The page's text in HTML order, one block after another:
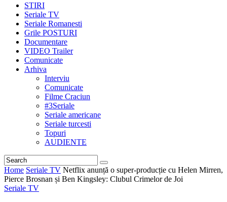
STIRI
Seriale TV
Seriale Romanesti
Grile POSTURI
Documentare
VIDEO Trailer
Comunicate
Arhiva
Interviu
Comunicate
Filme Craciun
#3Seriale
Seriale americane
Seriale turcesti
Topuri
AUDIENTE
Home Seriale TV Netflix anunță o super-producție cu Helen Mirren,
Pierce Brosnan și Ben Kingsley: Clubul Crimelor de Joi
Seriale TV